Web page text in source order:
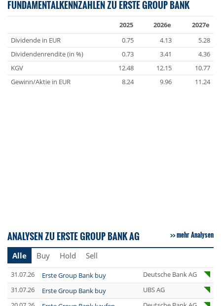
FUNDAMENTALKENNZAHLEN ZU ERSTE GROUP BANK
2025 2026e
2027e
Dividende in EUR
0.75 4.13
5.28
Dividendenrendite (in %)
0.73 3.41
4.36
KGV
12.48 12.15
10.77
Gewinn/Aktie in EUR
8.24 9.96 11.24
ANALYSEN ZU ERSTE GROUP BANK AG mehr Analysen
Alle Buy Hold Sell
31.07.26 Erste Group Bank buy
Deutsche Bank AG
31.07.26
Erste Group Bank buy
UBS AG